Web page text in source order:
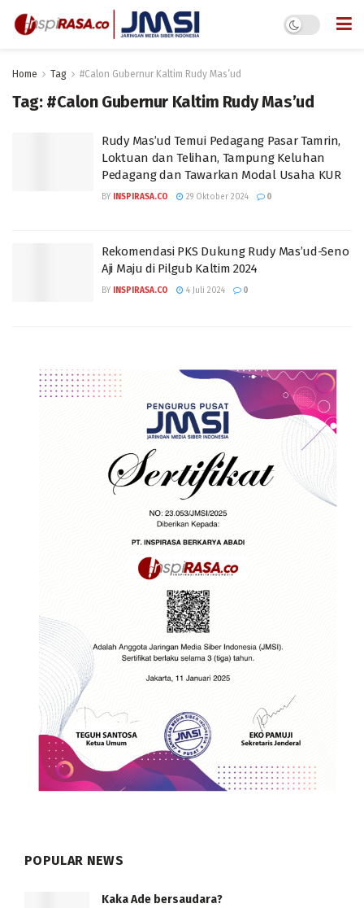
Home Tag #Calon Gubernur Kaltim Rudy Mas’ud
Tag: #Calon Gubernur Kaltim Rudy Mas’ud
Rudy Mas’ud Temui Pedagang Pasar Tamrin,
Loktuan dan Telihan, Tampung Keluhan
Pedagang dan Tawarkan Modal Usaha KUR
BY INSPIRASA.CO 29 Oktober 2024 0
Rekomendasi PKS Dukung Rudy Mas’ud-Seno
Aji Maju di Pilgub Kaltim 2024
BY INSPIRASA.CO 4 Juli 2024 0
POPULAR NEWS
Kaka Ade bersaudara?